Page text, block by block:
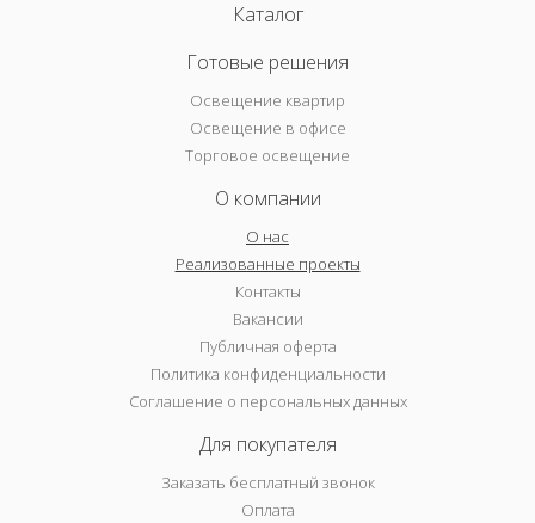
Каталог
Готовые решения
Освещение квартир
Освещение в офисе
Торговое освещение
О компании
О нас
Реализованные проекты
Контакты
Вакансии
Публичная оферта
Политика конфиденциальности
Соглашение о персональных данных
Для покупателя
Заказать бесплатный звонок
Оплата